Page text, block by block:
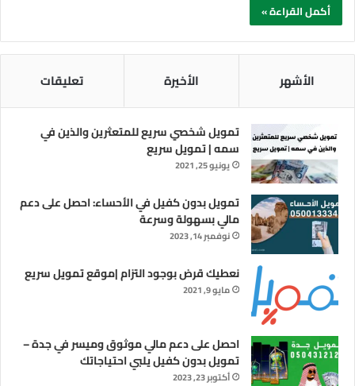
أكمل القراءة »
الأشهر الأخيرة تعليقات
تمويل شخصي سريع للمتعثرين والذين في
سمه | تمويل سريع
يونيو 25, 2021
تمويل بدون كفيل في الأحساء: احصل على دعم
مالي بسهولة وسرعة
نوفمبر 14, 2023
نعطيك قرض بوجود التزام |موقع تمويل سريع
مايو 9, 2021
احصل على دعم مالي موثوق وميسر في جدة –
تمويل بدون كفيل يلبي احتياجاتك
أكتوبر 23, 2023